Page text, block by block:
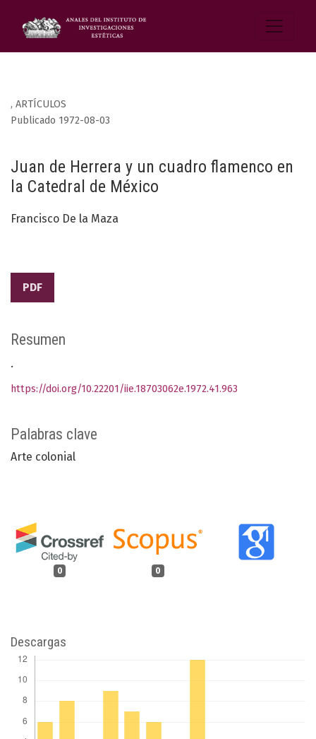
, ARTÍCULOS
Juan de Herrera y un cuadro flamenco en
la Catedral de México
Publicado 1972-08-03
Francisco De la Maza
PDF
Palabras clave
Arte colonial
0 0
Resumen
.
https://doi.org/10.22201/iie.18703062e.1972.41.963
Descargas